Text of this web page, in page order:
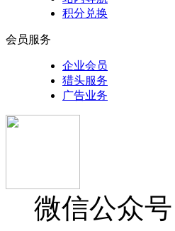
积分兑换
会员服务
企业会员
猎头服务
广告业务
微信公众号